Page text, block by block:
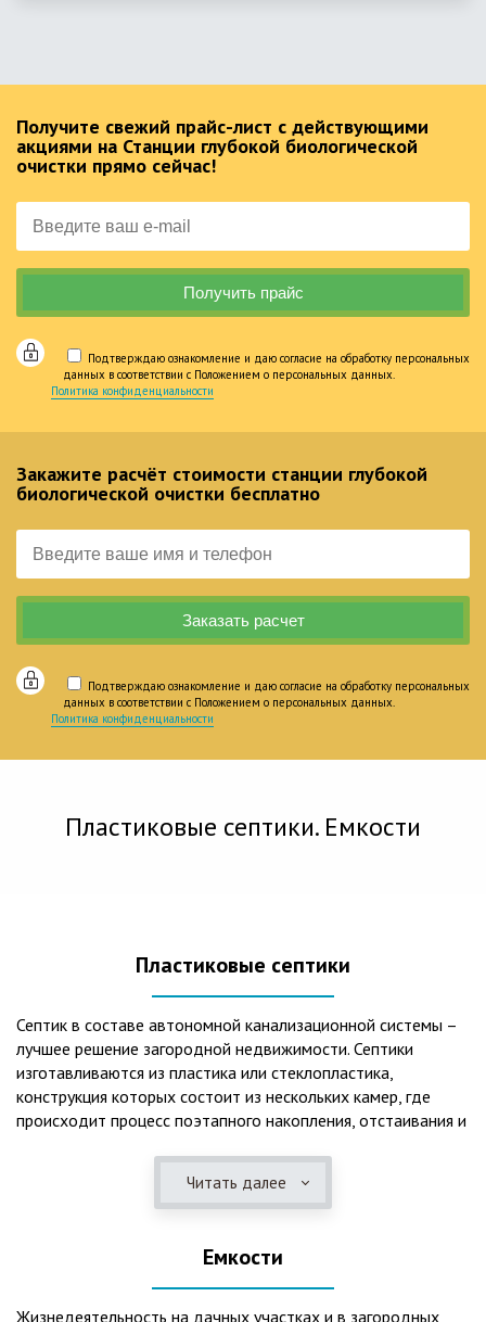
Получите свежий прайс-лист с действующими
акциями на Станции глубокой биологической
очистки прямо сейчас!
Подтверждаю ознакомление и даю согласие на обработку персональных
данных в соответствии с Положением о персональных данных.
Политика конфиденциальности
Закажите расчёт стоимости станции глубокой
биологической очистки бесплатно
Подтверждаю ознакомление и даю согласие на обработку персональных
данных в соответствии с Положением о персональных данных.
Политика конфиденциальности
Пластиковые септики. Емкости
Пластиковые септики
Септик в составе автономной канализационной системы –
лучшее решение загородной недвижимости. Септики
изготавливаются из пластика или стеклопластика,
конструкция которых состоит из нескольких камер, где
происходит процесс поэтапного накопления, отстаивания и
длительный срок службы, так как не подвержены коррозии.
2. Обладают высокой прочностью – способны
состоянии. 3. Могут эксплуатироваться в любом регионе
России при любых низких температурах. 4. Полностью
герметичны, что дает гарантию по полной безопасности
Читать далее
Емкости
Жизнедеятельность на дачных участках и в загородных